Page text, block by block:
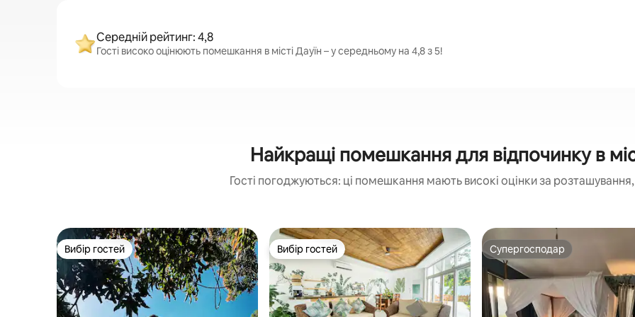
Середній рейтинг: 4,8
Гості високо оцінюють помешкання в місті Дауїн – у середньому на 4,8 з 5!
Найкращі помешкання для відпочинку в
Гості погоджуються: ці помешкання мають високі оцінки за
Вибір гостей
Вибір гостей Вибір гостей
Вибір гостей Супергосподар
Супергосподар